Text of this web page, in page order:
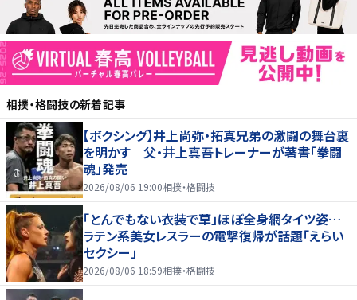
相撲・格闘技の新着記事
【ボクシング】井上尚弥・拓真兄弟の激闘の舞台裏
を明かす 父・井上真吾トレーナーが著書「拳闘
魂」発売
2026/08/06 19:00相撲・格闘技
「とんでもない衣装で草」ほぼ全身網タイツ姿…
ラテン系美女レスラーの電撃復帰が話題「えらい
セクシー」
2026/08/06 18:59相撲・格闘技